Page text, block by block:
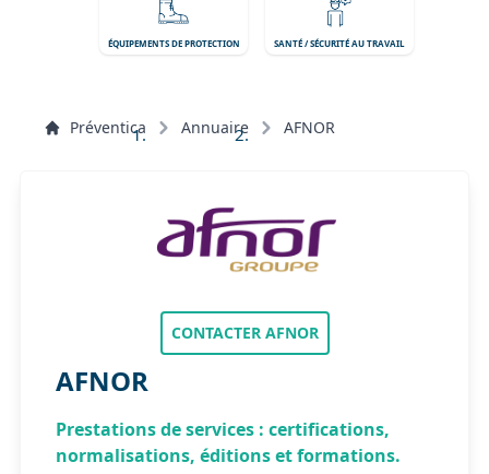
ÉQUIPEMENTS DE PROTECTION SANTÉ / SÉCURITÉ AU TRAVAIL
Préventica Annuaire AFNOR
CONTACTER AFNOR
AFNOR
Prestations de services : certifications,
normalisations, éditions et formations.